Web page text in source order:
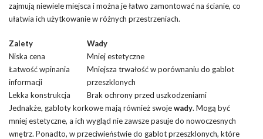
zajmują niewiele miejsca i można je łatwo zamontować na ścianie, co
ułatwia ich użytkowanie w różnych przestrzeniach.
Zalety
Wady
Niska cena
Mniej estetyczne
Łatwość wpinania
informacji
Mniejsza trwałość w porównaniu do gablot
przeszklonych
Lekka konstrukcja
Brak ochrony przed uszkodzeniami
Jednakże, gabloty korkowe mają również swojewady. Mogą być
mniej estetyczne, a ich wygląd nie zawsze pasuje do nowoczesnych
wnętrz. Ponadto, w przeciwieństwie do gablot przeszklonych, które